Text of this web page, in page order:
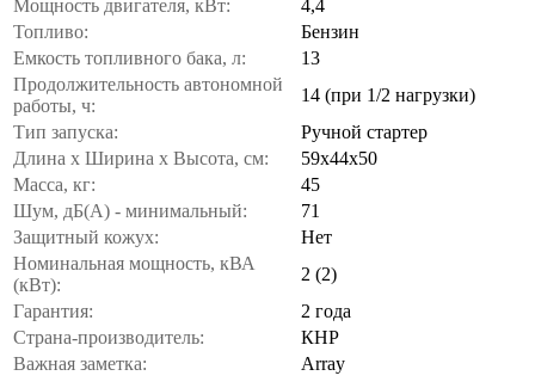
Мощность двигателя, кВт:
4,4
Топливо:
Бензин
Емкость топливного бака, л:
13
Продолжительность автономной
работы, ч:
14 (при 1/2 нагрузки)
Тип запуска:
Ручной стартер
Длина х Ширина х Высота, см:
59х44х50
Масса, кг:
45
Шум, дБ(А) - минимальный:
71
Защитный кожух:
Нет
Номинальная мощность, кВА
(кВт):
2 (2)
Гарантия:
2 года
Страна-производитель:
КНР
Важная заметка:
Array